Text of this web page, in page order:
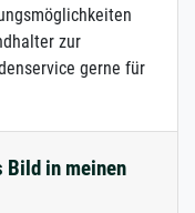
zur
gerne für
Bild in meinen